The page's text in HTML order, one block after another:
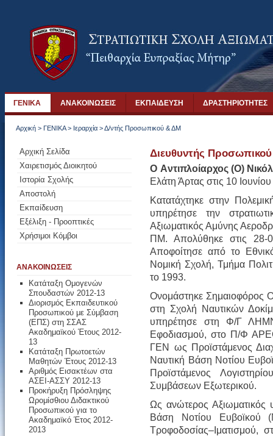
ΓΕΝΙΚΑ ΑΝΑΚΟΙΝΩΣΕΙΣ ΕΚΠΑΙΔΕΥΣΗ ΔΡΑΣΤΗΡΙΟΤΗΤΕΣ
Αρχική > ΓΕΝΙΚΑ> Ιεραρχία >Δ/ντής Προσωπικού & ΔΜ
Αρχική Σελίδα
Χαιρετισμός Διοικητού
Ιστορία Σχολής
Αποστολή
Εκπαίδευση
Εξέλιξη - Προοπτικές
Χρήσιμοι Κόμβοι
ΑΝΑΚΟΙΝΩΣΕΙΣ
Κατάταξη Ομογενών
Σπουδαστών 2012-13
Διορισμός Εκπαιδευτικού
Προσωπικού με Σύμβαση
(ΕΠΣ) στη ΣΣΑΣ
Ακαδημαϊκού Έτους 2012-
13
Κατάταξη Πρωτοετών
Μαθητών Έτους 2012-13
Αριθμός Εισακτέων στα
ΑΣΕΙ-ΑΣΣΥ 2012-13
Προκήρυξη Πρόσληψης
Ωρομίσθιου Διδακτικού
Προσωπικού για το
Ακαδημαϊκό Έτος 2012-
2013
Διευθυντής
Ο Aντιπλοίαρχος (Ο)
Ελάτη Άρτας στις 10
Κατατάχτηκε στην
υπηρέτησε την
Αξιωματικός Αμύνης
ΠΜ. Απολύθηκε στις 28-
Αποφοίτησε από το
Νομική Σχολή, Τμήμα
το 1993.
Ονομάστηκε Σημαιοφόρος
στη Σχολή Ναυτικών
υπηρέτησε στη Φ/Γ
Εφοδιασμού, στο Π/Φ
ΓΕΝ ως Προϊστάμενος
Ναυτική Βάση Νοτίου
Προϊστάμενος
Συμβάσεων Εξωτερικού.
Ως ανώτερος Αξιωματικός
Βάση Νοτίου